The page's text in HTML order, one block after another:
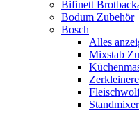
Bifinett
Bodum Zubehör
Bosch
Alles
Mixstab